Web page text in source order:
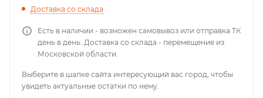
Доставка со склада
Есть в наличии - возможен самовывоз или отправка ТК
день в день. Доставка со склада - перемещение из
Московской области.
Выберите в шапке сайта интересующий вас город, чтобы
увидеть актуальные остатки по нему.